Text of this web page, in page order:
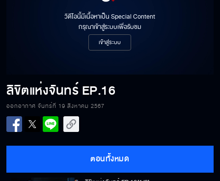
วิดีโอนี้มีเนื้อหาเป็น Special Content
กรุณาเข้าสู่ระบบเพื่อรับชม
เข้าสู่ระบบ
ลิขิตแห่งจันทร์EP.16
ออกอากาศ จันทร์ที่ 19 สิงหาคม 2567
ตอนทั้งหมด